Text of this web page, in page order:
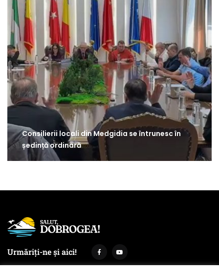
Consilierii locali din Medgidia se întrunesc în
ședință ordinară
Urmăriți-ne și aici!